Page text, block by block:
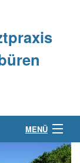
MENÜ